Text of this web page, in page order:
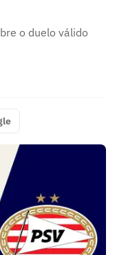
o duelo válido